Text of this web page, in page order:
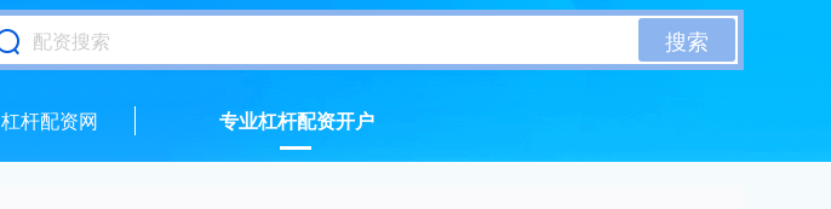
搜索
杠杆配资网 专业杠杆配资开户